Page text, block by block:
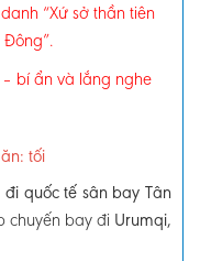
“Xứ sở thần tiên
Đông”.
– bí ẩn và lắng nghe
tối
đi quốc tế sân bay Tân
chuyến bay đi Urumqi,